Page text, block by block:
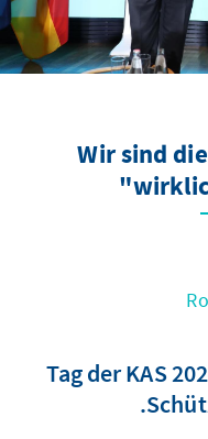
"Wir sind
Tag der KAS